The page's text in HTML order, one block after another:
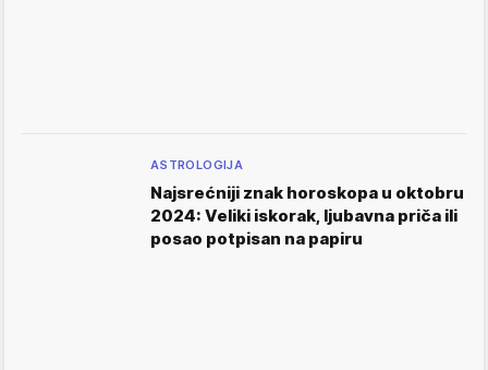
ASTROLOGIJA
Najsrećniji znak horoskopa u oktobru
2024: Veliki iskorak, ljubavna priča ili
posao potpisan na papiru